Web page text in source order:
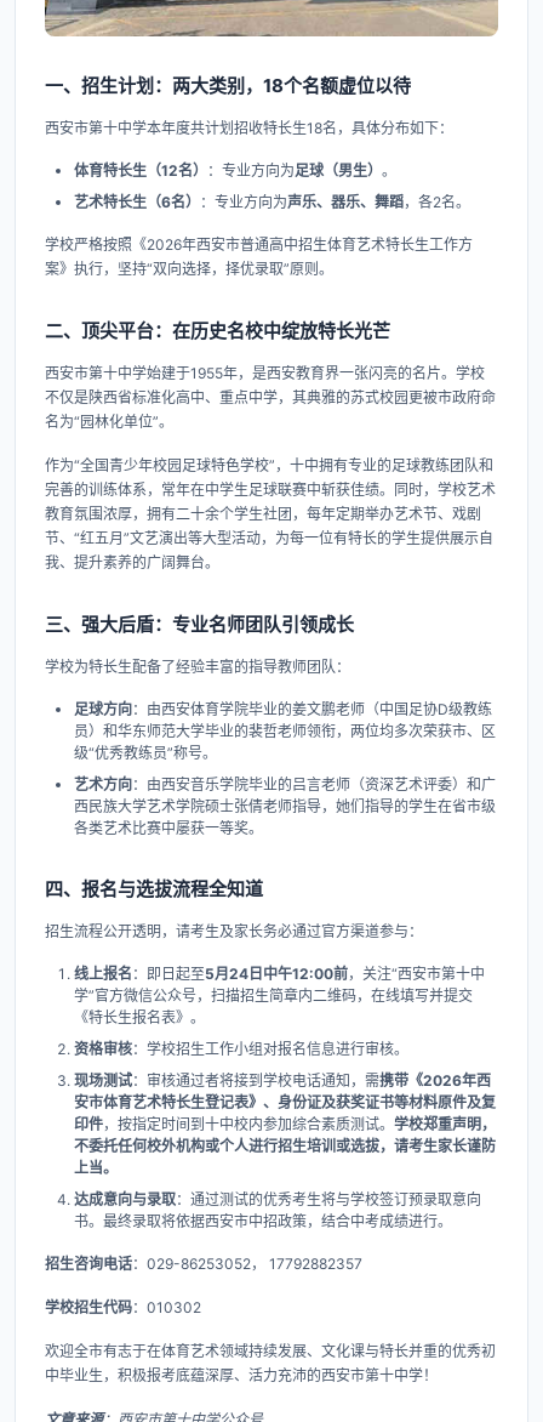
一、招生计划：两大类别，18个名额虚位以待
西安市第十中学本年度共计划招收特长生18名，具体分布如下：
体育特长生（12名） ：专业方向为足球（男生） 。
艺术特长生（6名）
：专业方向为声乐、器乐、舞蹈，各2名。
学校严格按照《2026年西安市普通高中招生体育艺术特长生工作方
案》执行，坚持“双向选择，择优录取”原则。
二、顶尖平台：在历史名校中绽放特长光芒
西安市第十中学始建于1955年，是西安教育界一张闪亮的名片。学校
不仅是陕西省标准化高中、重点中学，其典雅的苏式校园更被市政府命
名为“园林化单位”。
作为“全国青少年校园足球特色学校”，十中拥有专业的足球教练团队和
完善的训练体系，常年在中学生足球联赛中斩获佳绩。同时，学校艺术
教育氛围浓厚，拥有二十余个学生社团，每年定期举办艺术节、戏剧
节、“红五月”文艺演出等大型活动，为每一位有特长的学生提供展示自
我、提升素养的广阔舞台。
三、强大后盾：专业名师团队引领成长
学校为特长生配备了经验丰富的指导教师团队：
足球方向：由西安体育学院毕业的姜文鹏老师（中国足协D级教练
员）和华东师范大学毕业的裴哲老师领衔，两位均多次荣获市、区
级“优秀教练员”称号。
艺术方向：由西安音乐学院毕业的吕言老师（资深艺术评委）和广
西民族大学艺术学院硕士张倩老师指导，她们指导的学生在省市级
各类艺术比赛中屡获一等奖。
四、报名与选拔流程全知道
招生流程公开透明，请考生及家长务必通过官方渠道参与：
线上报名 ：即日起至5月24日中午12:00前，关注“西安市第十中
学”官方微信公众号，扫描招生简章内二维码，在线填写并提交
《特长生报名表》。
资格审核：学校招生工作小组对报名信息进行审核。
现场测试：审核通过者将接到学校电话通知，需携带《2026年西
安市体育艺术特长生登记表》、身份证及获奖证书等材料原件及复
印件，按指定时间到十中校内参加综合素质测试。 学校郑重声明，
不委托任何校外机构或个人进行招生培训或选拔，请考生家长谨防
上当。
达成意向与录取：通过测试的优秀考生将与学校签订预录取意向
书。最终录取将依据西安市中招政策，结合中考成绩进行。
招生咨询电话：029-86253052， 17792882357
学校招生代码：010302
欢迎全市有志于在体育艺术领域持续发展、文化课与特长并重的优秀初
中毕业生，积极报考底蕴深厚、活力充沛的西安市第十中学！